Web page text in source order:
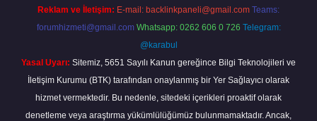
Reklam ve İletişim: E-mail: backlinkpaneli@gmail.com Teams:
forumhizmeti@gmail.com Whatsapp: 0262 606 0 726 Telegram:
@karabul
Yasal Uyarı: Sitemiz, 5651 Sayılı Kanun gereğince Bilgi Teknolojileri ve
İletişim Kurumu (BTK) tarafından onaylanmış bir Yer Sağlayıcı olarak
hizmet vermektedir. Bu nedenle, sitedeki içerikleri proaktif olarak
denetleme veya araştırma yükümlülüğümüz bulunmamaktadır. Ancak,